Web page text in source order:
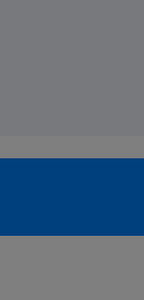
kursu